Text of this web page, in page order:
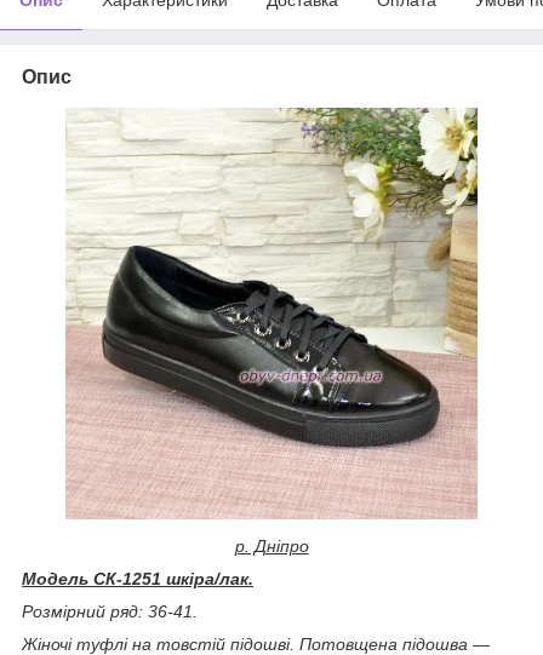
Опис
р. Дніпро
Модель СК-1251 шкіра/лак.
Розмірний ряд: 36-41.
Жіночі туфлі на товстій підошві. Потовщена підошва ―